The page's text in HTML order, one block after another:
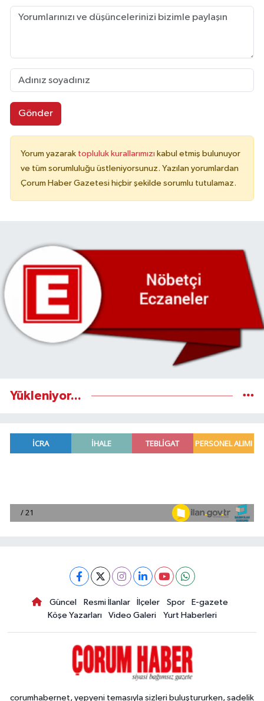
Gönder
Yorum yazarak topluluk kurallarımızı kabul etmiş bulunuyor
ve tüm sorumluluğu üstleniyorsunuz. Yazılan yorumlardan
Çorum Haber Gazetesi hiçbir şekilde sorumlu tutulamaz.
Yükleniyor...
Güncel Resmi İlanlar İlçeler Spor
E-gazete
Köşe Yazarları
Video Galeri Yurt Haberleri
corumhabernet, yepyeni temasıyla sizleri buluştururken, sadelik